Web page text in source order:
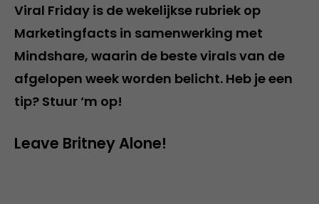
Viral Friday is de wekelijkse rubriek op
Marketingfacts in samenwerking met
Mindshare, waarin de beste virals van de
afgelopen week worden belicht. Heb je een
tip? Stuur ‘m op!
Leave Britney Alone!